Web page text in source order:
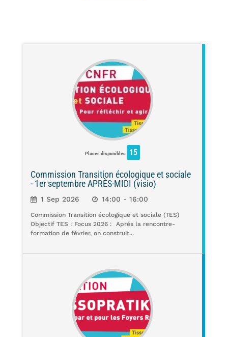
Places disponibles 15
Commission Transition écologique et sociale
- 1er septembre APRÈS-MIDI (visio)
1 Sep 2026 14:00 - 16:00
Commission Transition écologique et sociale (TES)
Objectif TES : Focus 2026 : Après la rencontre-
formation de février, on construit...